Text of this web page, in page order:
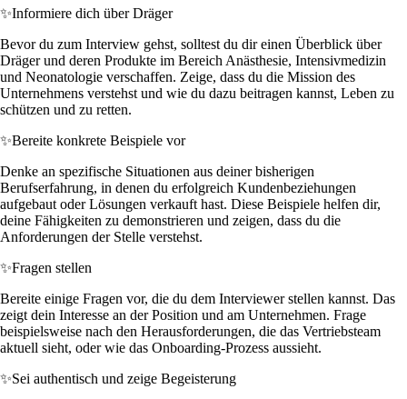
✨Informiere dich über Dräger
Bevor du zum Interview gehst, solltest du dir einen Überblick über
Dräger und deren Produkte im Bereich Anästhesie, Intensivmedizin
und Neonatologie verschaffen. Zeige, dass du die Mission des
Unternehmens verstehst und wie du dazu beitragen kannst, Leben zu
schützen und zu retten.
✨Bereite konkrete Beispiele vor
Denke an spezifische Situationen aus deiner bisherigen
Berufserfahrung, in denen du erfolgreich Kundenbeziehungen
aufgebaut oder Lösungen verkauft hast. Diese Beispiele helfen dir,
deine Fähigkeiten zu demonstrieren und zeigen, dass du die
Anforderungen der Stelle verstehst.
✨Fragen stellen
Bereite einige Fragen vor, die du dem Interviewer stellen kannst. Das
zeigt dein Interesse an der Position und am Unternehmen. Frage
beispielsweise nach den Herausforderungen, die das Vertriebsteam
aktuell sieht, oder wie das Onboarding-Prozess aussieht.
✨Sei authentisch und zeige Begeisterung